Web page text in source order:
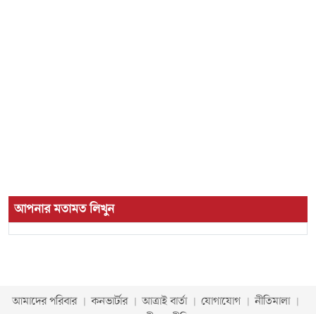
আপনার মতামত লিখুন
আমাদের পরিবার কনভার্টার আত্রাই বার্তা যোগাযোগ
নীতিমালা